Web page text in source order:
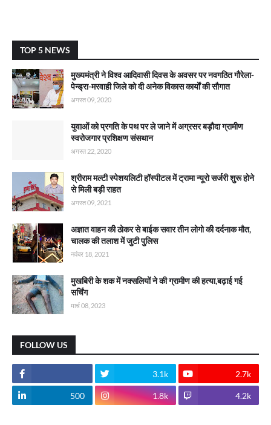
TOP 5 NEWS
मुख्यमंत्री ने विश्व आदिवासी दिवस के अवसर पर नवगठित गौरेला-
पेन्ड्रा-मरवाही जिले को दी अनेक विकास कार्याें की सौगात
अगस्त 09, 2020
युवाओं को प्रगति के पथ पर ले जाने में अग्रसर बड़ौदा ग्रामीण
स्वरोजगार प्रशिक्षण संसथान
अगस्त 22, 2020
श्रीराम मल्टी स्पेशयलिटी हॉस्पीटल में ट्रामा न्यूरो सर्जरी शुरू होने
से मिली बड़ी राहत
अगस्त 09, 2021
अज्ञात वाहन की ठोकर से बाईक सवार तीन लोगो की दर्दनाक मौत,
चालक की तलाश में जुटी पुलिस
नवंबर 18, 2021
मुखबिरी के शक में नक्सलियों ने की ग्रामीण की हत्या,बढ़ाई गई
सर्चिंग
मार्च 08, 2023
FOLLOW US
3.1k 2.7k
500 1.8k 4.2k